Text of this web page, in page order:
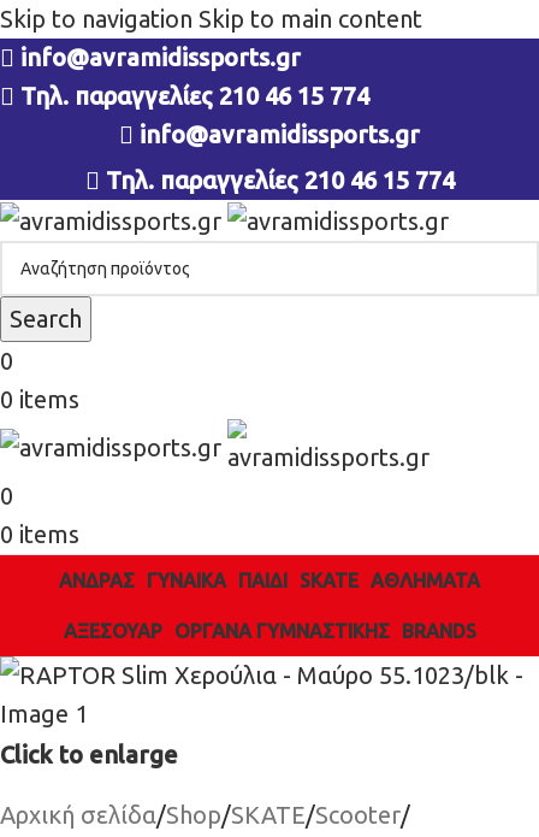
Skip to navigation Skip to main content
info@avramidissports.gr
Τηλ. παραγγελίες 210 46 15 774
info@avramidissports.gr
Τηλ. παραγγελίες 210 46 15 774
Search
0
0 items
0
0 items
ΑΝΔΡΑΣ ΓΥΝΑΙΚΑ ΠΑΙΔΙ SKATE ΑΘΛΗΜΑΤΑ
ΑΞΕΣΟΥΑΡ ΌΡΓΑΝΑ ΓΥΜΝΑΣΤΙΚΉΣ BRANDS
Click to enlarge
Αρχική σελίδα/Shop/SKATE/Scooter/